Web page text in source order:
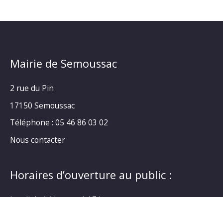
Mairie de Semoussac
2 rue du Pin
17150 Semoussac
Téléphone : 05 46 86 03 02
Nous contacter
Horaires d’ouverture au public :